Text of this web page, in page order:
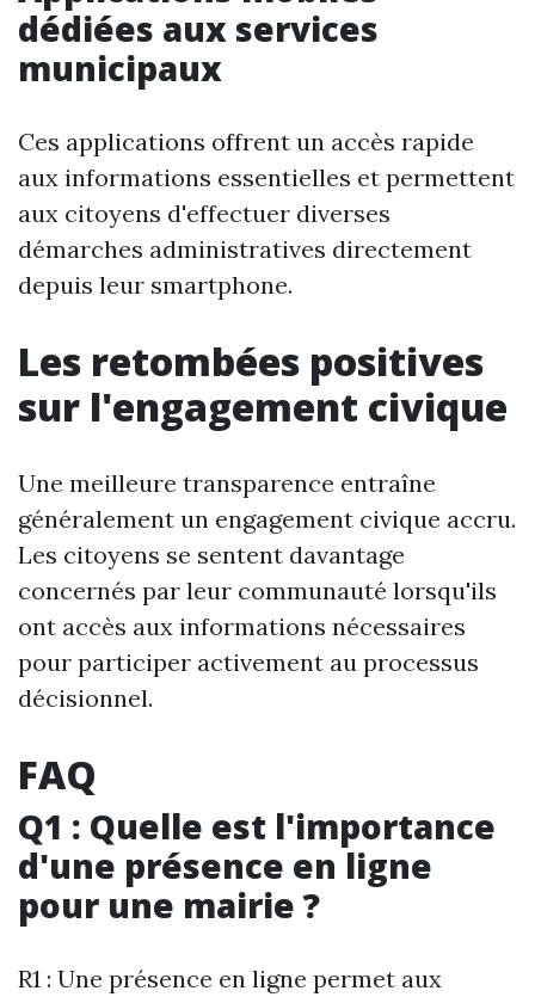
dédiées aux services
municipaux
Ces applications offrent un accès rapide
aux informations essentielles et permettent
aux citoyens d'effectuer diverses
démarches administratives directement
depuis leur smartphone.
Les retombées positives
sur l'engagement civique
Une meilleure transparence entraîne
généralement un engagement civique accru.
Les citoyens se sentent davantage
concernés par leur communauté lorsqu'ils
ont accès aux informations nécessaires
pour participer activement au processus
décisionnel.
FAQ
Q1 : Quelle est l'importance
d'une présence en ligne
pour une mairie ?
R1 : Une présence en ligne permet aux